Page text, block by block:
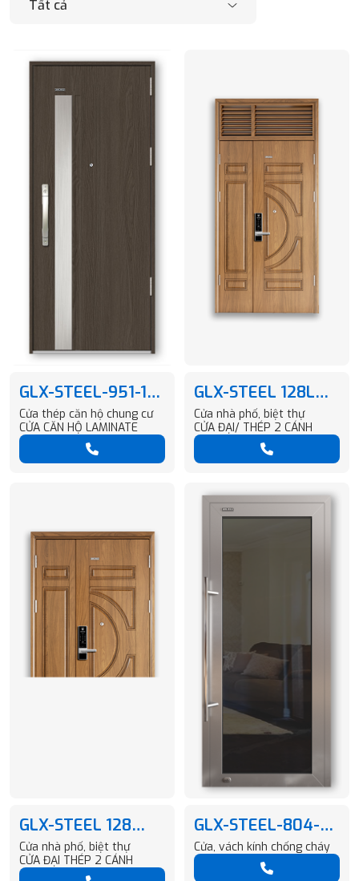
GLX-STEEL-951-1-
G7302-T1
Cửa thép căn hộ chung cư
CỬA CĂN HỘ LAMINATE
GLX-STEEL 128L
BIAS VG12
Cửa nhà phố, biệt thự
CỬA ĐẠI/ THÉP 2 CÁNH
GLX-STEEL 128
BIAS VG12
Cửa nhà phố, biệt thự
CỬA ĐẠI THÉP 2 CÁNH
GLX-STEEL-804-
H146-M09-05
Cửa, vách kính chống cháy